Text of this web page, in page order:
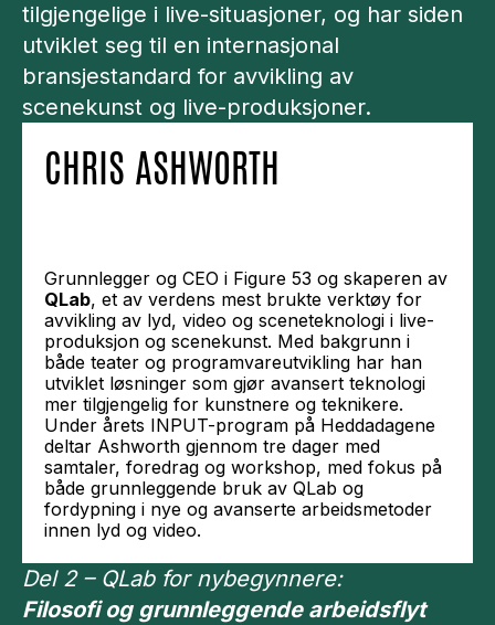
tilgjengelige i live-situasjoner, og har siden
utviklet seg til en internasjonal
bransjestandard for avvikling av
scenekunst og live-produksjoner.
CHRIS ASHWORTH
Grunnlegger og CEO i Figure 53 og skaperen av
QLab, et av verdens mest brukte verktøy for
avvikling av lyd, video og sceneteknologi i live-
produksjon og scenekunst. Med bakgrunn i
både teater og programvareutvikling har han
utviklet løsninger som gjør avansert teknologi
mer tilgjengelig for kunstnere og teknikere.
Under årets INPUT-program på Heddadagene
deltar Ashworth gjennom tre dager med
samtaler, foredrag og workshop, med fokus på
både grunnleggende bruk av QLab og
fordypning i nye og avanserte arbeidsmetoder
innen lyd og video.
Del 2 – QLab for nybegynnere:
Filosofi og grunnleggende arbeidsflyt